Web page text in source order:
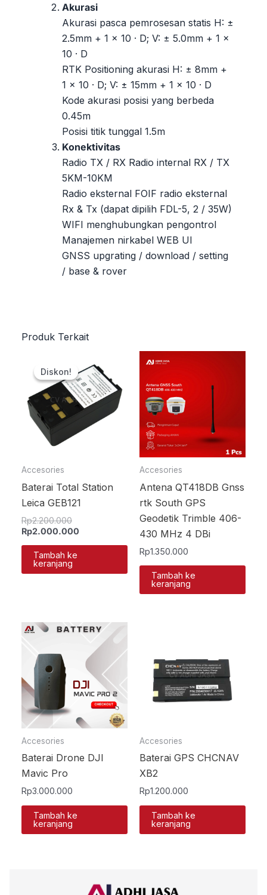
Akurasi
Akurasi pasca pemrosesan statis H: ±
2.5mm + 1 × 10 · D; V: ± 5.0mm + 1 ×
10 · D
RTK Positioning akurasi H: ± 8mm +
1 × 10 · D; V: ± 15mm + 1 × 10 · D
Kode akurasi posisi yang berbeda
0.45m
Posisi titik tunggal 1.5m
Konektivitas
Radio TX / RX Radio internal RX / TX
5KM-10KM
Radio eksternal FOIF radio eksternal
Rx & Tx (dapat dipilih FDL-5, 2 / 35W)
WIFI menghubungkan pengontrol
Manajemen nirkabel WEB UI
GNSS upgrating / download / setting
/ base & rover
Produk Terkait
Diskon!
Diskon!
Accesories
Baterai Total Station
Leica GEB121
Rp2.200.000
aslinya
adalah:
Rp2.200.000.
Rp2.000.000
saat
ini
adalah:
Rp2.000.000.
Tambah ke
keranjang
Accesories
Antena QT418DB Gnss
rtk South GPS
Geodetik Trimble 406-
430 MHz 4 DBi
Rp1.350.000
Tambah ke
keranjang
Accesories
Baterai Drone DJI
Mavic Pro
Rp3.000.000
Tambah ke
keranjang
Accesories
Baterai GPS CHCNAV
XB2
Rp1.200.000
Tambah ke
keranjang